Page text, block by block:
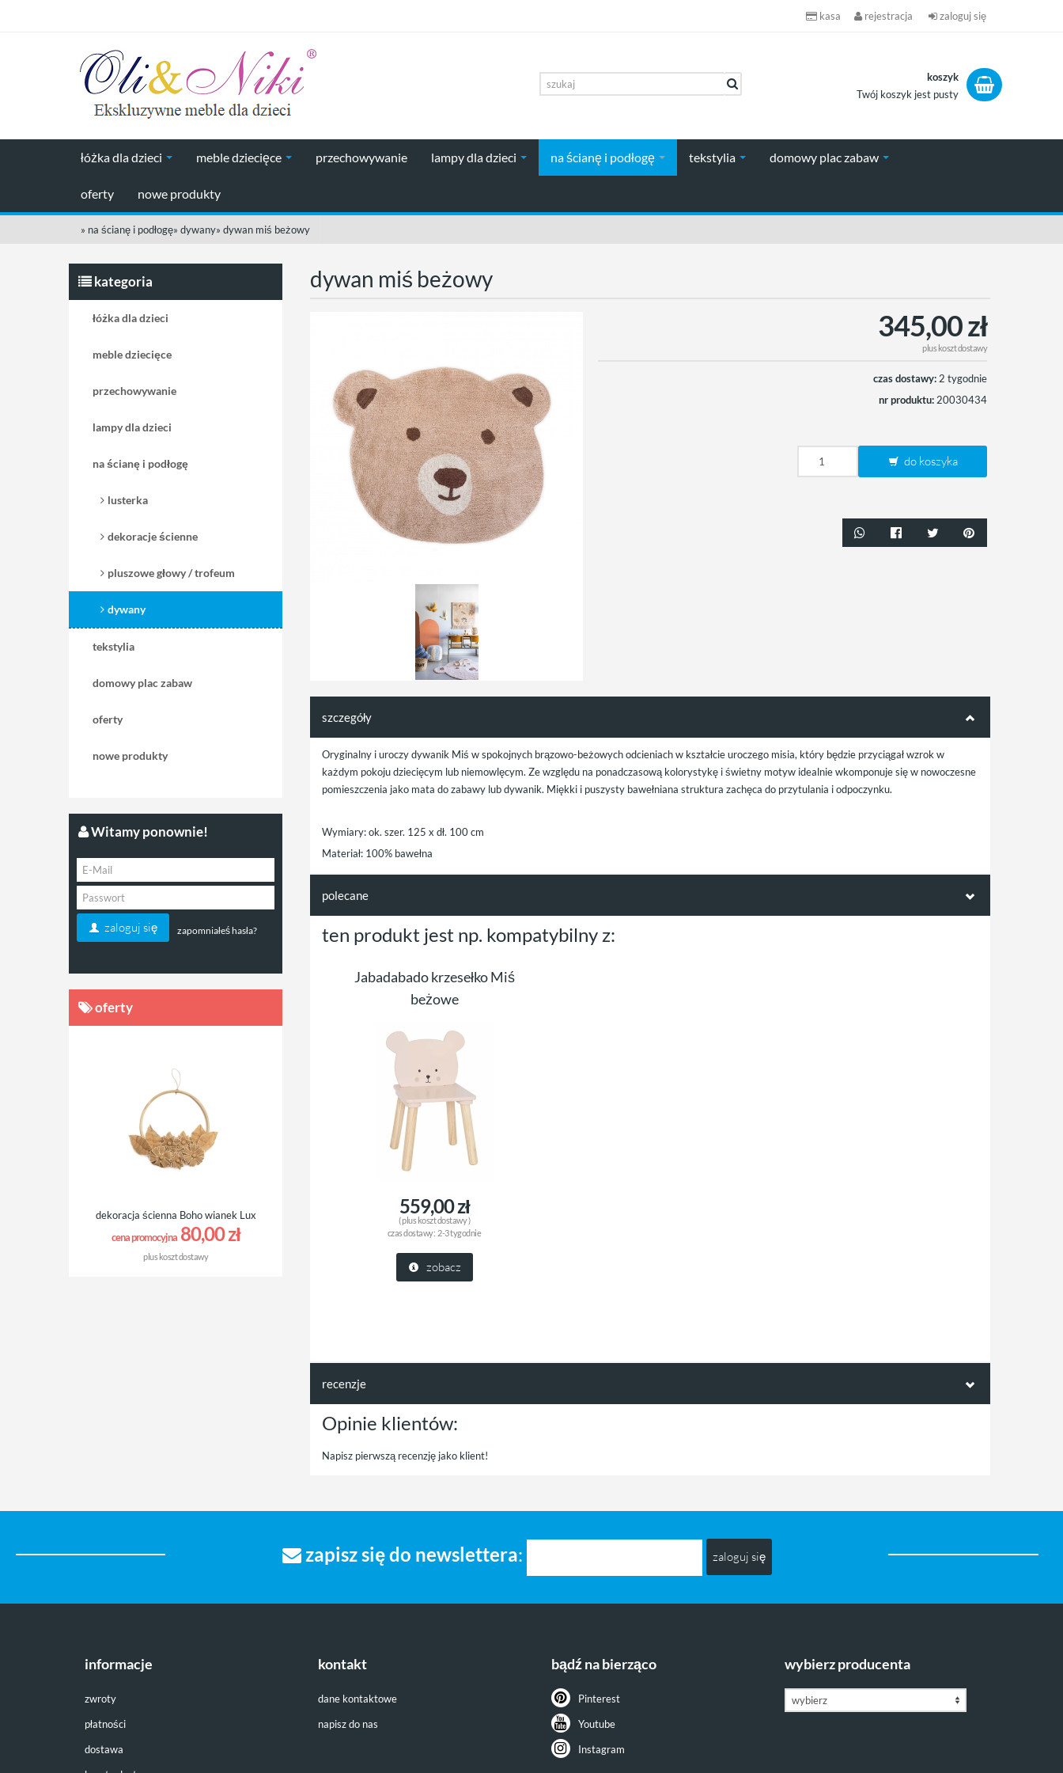
kasa rejestracja zaloguj się
koszyk
Twój koszyk jest pusty
łóżka dla dzieci meble dziecięce przechowywanie lampy dla dzieci na ścianę i podłogę tekstylia domowy plac zabaw
oferty nowe produkty
» na ścianę i podłogę» dywany» dywan miś beżowy
dywan miś beżowy
345,00 zł
pluskoszt dostawy
czas dostawy: 2 tygodnie
nr produktu: 20030434
do koszyka
szczegóły
Oryginalny i uroczy dywanik Miś w spokojnych brązowo-beżowych odcieniach w kształcie uroczego misia, który będzie przyciągał wzrok w
każdym pokoju dziecięcym lub niemowlęcym. Ze względu na ponadczasową kolorystykę i świetny motyw idealnie wkomponuje się w nowoczesne
pomieszczenia jako mata do zabawy lub dywanik. Miękki i puszysty bawełniana struktura zachęca do przytulania i odpoczynku.
Wymiary: ok. szer. 125 x dł. 100 cm
Materiał: 100% bawełna
polecane
ten produkt jest np. kompatybilny z:
Jabadabado krzesełko Miś
beżowe
559,00 zł
( pluskoszt dostawy)
czas dostawy: 2-3 tygodnie
zobacz
recenzje
Opinie klientów:
Napisz pierwszą recenzję jako klient!
kategoria
łóżka dla dzieci
meble dziecięce
przechowywanie
lampy dla dzieci
na ścianę i podłogę
lusterka
dekoracje ścienne
pluszowe głowy / trofeum
dywany
tekstylia
domowy plac zabaw
oferty
nowe produkty
Witamy ponownie!
zaloguj się zapomniałeś hasła?
oferty
dekoracja ścienna Boho wianek Lux
cena promocyjna80,00 zł
pluskoszt dostawy
zapisz się do newslettera: zaloguj się
informacje
zwroty
płatności
dostawa
kontakt
dane kontaktowe
napisz do nas
bądź na bierząco
Pinterest
Youtube
Instagram
wybierz producenta